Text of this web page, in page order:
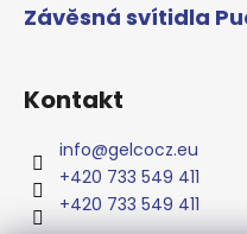
Závěsná svítidla
Kontakt
info@gelcocz.eu
+420 733 549 411
+420 733 549 411